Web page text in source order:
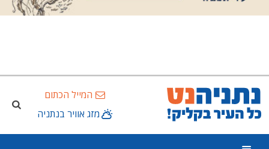
המייל הכתום
מזג אוויר בנתניה